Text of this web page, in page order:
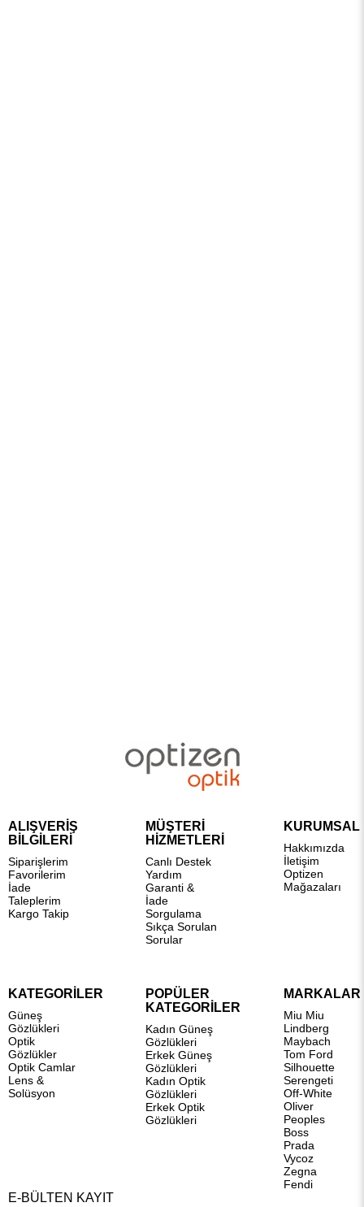
ALIŞVERİŞ
BİLGİLERİ
Siparişlerim
Favorilerim
İade
Taleplerim
Kargo Takip
MÜŞTERİ
HİZMETLERİ
Canlı Destek
Yardım
Garanti &
İade
Sorgulama
Sıkça Sorulan
Sorular
KURUMSAL
Hakkımızda
İletişim
Optizen
Mağazaları
KATEGORİLER
Güneş
Gözlükleri
Optik
Gözlükler
Optik Camlar
Lens &
Solüsyon
POPÜLER
KATEGORİLER
Kadın Güneş
Gözlükleri
Erkek Güneş
Gözlükleri
Kadın Optik
Gözlükleri
Erkek Optik
Gözlükleri
MARKALAR
Miu Miu
Lindberg
Maybach
Tom Ford
Silhouette
Serengeti
Off-White
Oliver
Peoples
Boss
Prada
Vycoz
Zegna
Fendi
E-BÜLTEN KAYIT